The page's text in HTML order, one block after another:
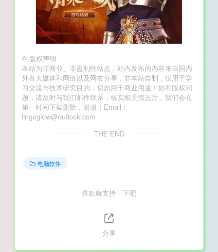
© 版权声明
本站为非商业、非盈利性站点，站内发布的内容来自国内
外各大媒体和网络以及网友分享，非本站自制，仅用于学
习交流与技术研究目的，切勿用于商业用途！如有版权问
题，请及时与我们邮件联系，核实相关情况后，我们会在
第一时间下架删除，谢谢！Email：
lingoglow@outlook.com
THE END
电脑软件
喜欢就支持一下吧
分享